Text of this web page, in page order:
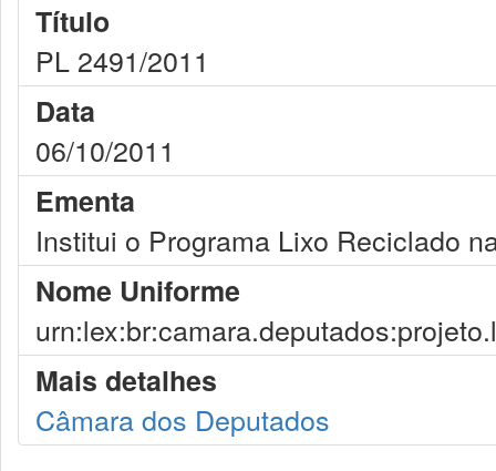
Título
PL 2491/2011
Data
06/10/2011
Ementa
Institui o Programa Lixo Reciclado
Nome Uniforme
Mais detalhes
Câmara dos Deputados